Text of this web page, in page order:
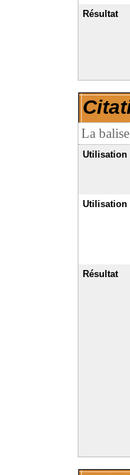
Résultat
La
Utilisation
Utilisation
Résultat